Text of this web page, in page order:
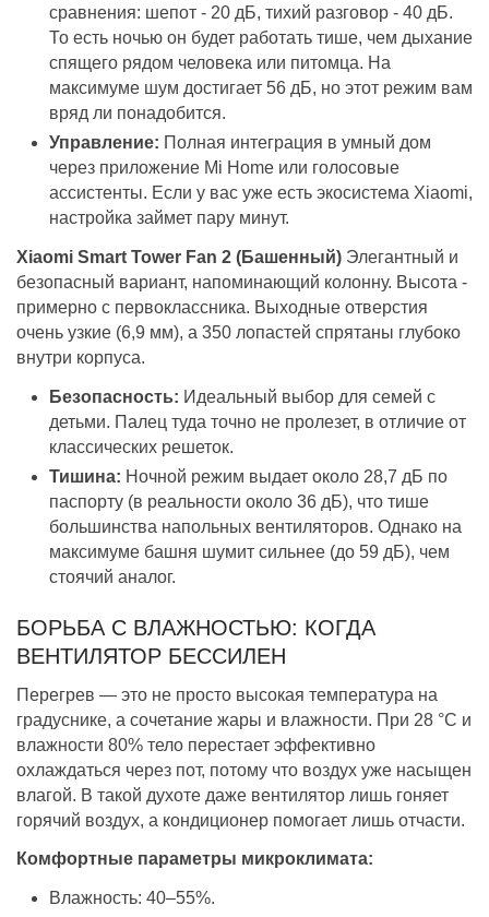
сравнения: шепот - 20 дБ, тихий разговор - 40 дБ.
То есть ночью он будет работать тише, чем дыхание
спящего рядом человека или питомца. На
максимуме шум достигает 56 дБ, но этот режим вам
вряд ли понадобится.
Управление: Полная интеграция в умный дом
через приложение Mi Home или голосовые
ассистенты. Если у вас уже есть экосистема Xiaomi,
настройка займет пару минут.
Xiaomi Smart Tower Fan 2 (Башенный) Элегантный и
безопасный вариант, напоминающий колонну. Высота -
примерно с первоклассника. Выходные отверстия
очень узкие (6,9 мм), а 350 лопастей спрятаны глубоко
внутри корпуса.
Безопасность: Идеальный выбор для семей с
детьми. Палец туда точно не пролезет, в отличие от
классических решеток.
Тишина: Ночной режим выдает около 28,7 дБ по
паспорту (в реальности около 36 дБ), что тише
большинства напольных вентиляторов. Однако на
максимуме башня шумит сильнее (до 59 дБ), чем
стоячий аналог.
БОРЬБА С ВЛАЖНОСТЬЮ: КОГДА
ВЕНТИЛЯТОР БЕССИЛЕН
Перегрев — это не просто высокая температура на
градуснике, а сочетание жары и влажности. При 28 °C и
влажности 80% тело перестает эффективно
охлаждаться через пот, потому что воздух уже насыщен
влагой. В такой духоте даже вентилятор лишь гоняет
горячий воздух, а кондиционер помогает лишь отчасти.
Комфортные параметры микроклимата:
Влажность: 40–55%.